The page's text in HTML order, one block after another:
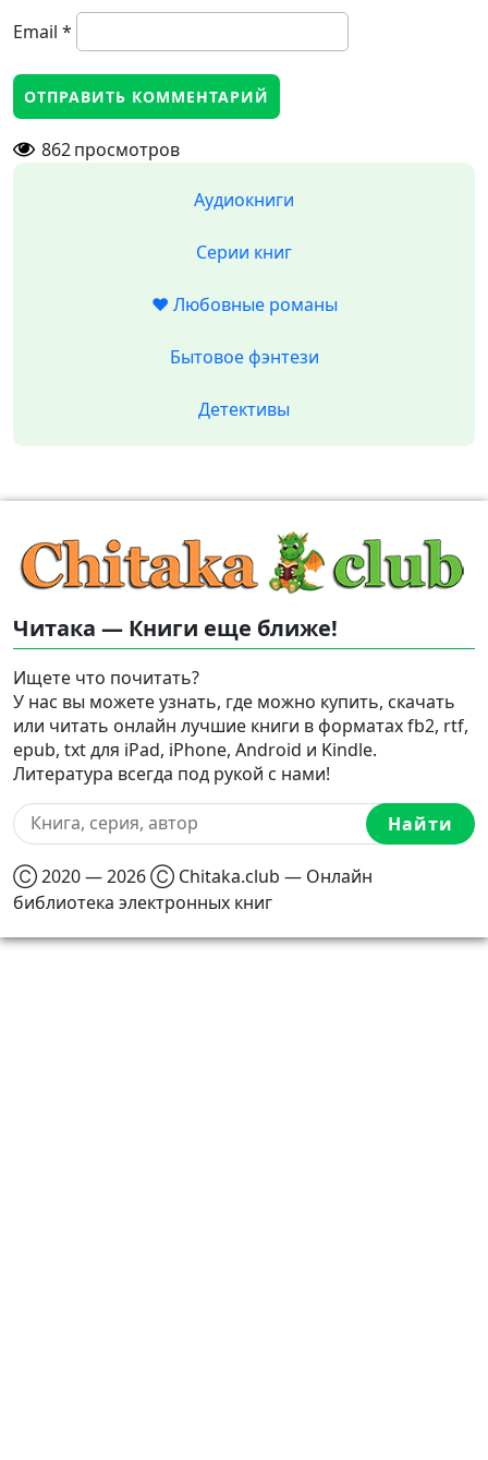
Email *
862просмотров
Аудиокниги
Серии книг
❤️ Любовные романы
Бытовое фэнтези
Детективы
Читака — Книги еще ближе!
Ищете что почитать?
У нас вы можете узнать, где можно купить, скачать
или читать онлайн лучшие книги в форматах fb2, rtf,
epub, txt для iPad, iPhone, Android и Kindle.
Литература всегда под рукой с нами!
Найти
Ⓒ 2020 — 2026 Ⓒ Chitaka.club — Онлайн
библиотека электронных книг